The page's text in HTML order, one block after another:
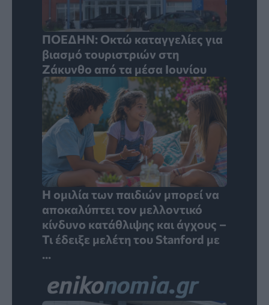
ΠΟΕΔΗΝ: Οκτώ καταγγελίες για
βιασμό τουριστριών στη
Ζάκυνθο από τα μέσα Ιουνίου
Η ομιλία των παιδιών μπορεί να
αποκαλύπτει τον μελλοντικό
κίνδυνο κατάθλιψης και άγχους –
Τι έδειξε μελέτη του Stanford με
...